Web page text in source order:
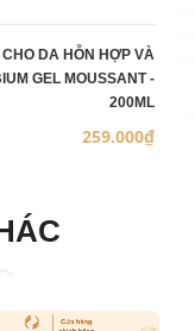
DA HỖN HỢP VÀ
GEL MOUSSANT -
200ML
259.000₫